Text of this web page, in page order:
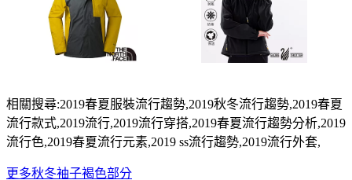
相關搜尋:2019春夏服裝流行趨勢,2019秋冬流行趨勢,2019春夏
流行款式,2019流行,2019流行穿搭,2019春夏流行趨勢分析,2019
流行色,2019春夏流行元素,2019 ss流行趨勢,2019流行外套,
更多秋冬袖子褐色部分